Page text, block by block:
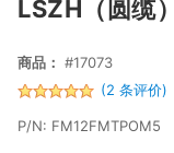
LSZH（圆缆
商品： #17073
(2 条评价)
P/N: FM12FMTPOM5